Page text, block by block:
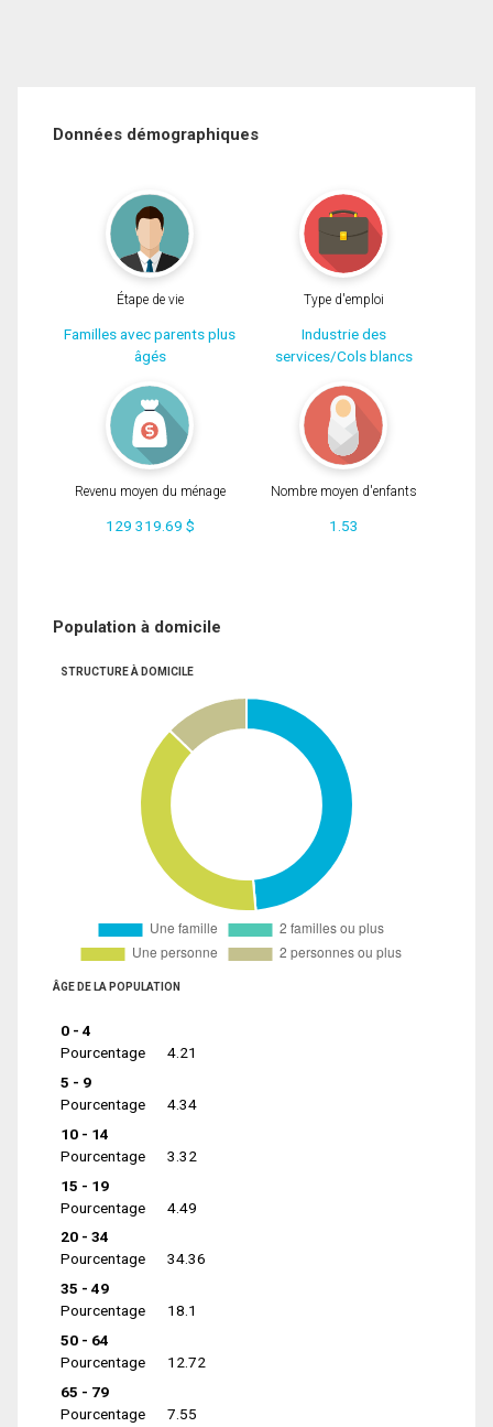
Données démographiques
Étape de vie
Familles avec parents plus
âgés
Type d'emploi
Industrie des
services/Cols blancs
Revenu moyen du ménage
129 319.69 $
Nombre moyen d'enfants
1.53
Population à domicile
STRUCTURE À DOMICILE
ÂGE DE LA POPULATION
0 - 4
Pourcentage
4.21
5 - 9
Pourcentage
4.34
10 - 14
Pourcentage
3.32
15 - 19
Pourcentage
4.49
20 - 34
Pourcentage
34.36
35 - 49
Pourcentage
18.1
50 - 64
Pourcentage
12.72
65 - 79
Pourcentage
7.55